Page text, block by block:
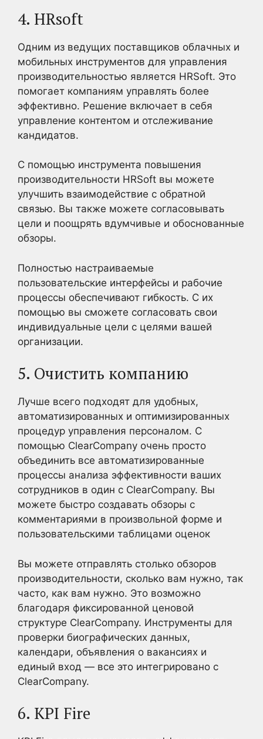
4. HRsoft
Одним из ведущих поставщиков облачных и
мобильных инструментов для управления
производительностью является HRSoft. Это
помогает компаниям управлять более
эффективно. Решение включает в себя
управление контентом и отслеживание
кандидатов.
С помощью инструмента повышения
производительности HRSoft вы можете
улучшить взаимодействие с обратной
связью. Вы также можете согласовывать
цели и поощрять вдумчивые и обоснованные
обзоры.
Полностью настраиваемые
пользовательские интерфейсы и рабочие
процессы обеспечивают гибкость. С их
помощью вы сможете согласовать свои
индивидуальные цели с целями вашей
организации.
5. Очистить компанию
Лучше всего подходят для удобных,
автоматизированных и оптимизированных
процедур управления персоналом. С
помощью ClearCompany очень просто
объединить все автоматизированные
процессы анализа эффективности ваших
сотрудников в один с ClearCompany. Вы
можете быстро создавать обзоры с
комментариями в произвольной форме и
пользовательскими таблицами оценок
Вы можете отправлять столько обзоров
производительности, сколько вам нужно, так
часто, как вам нужно. Это возможно
благодаря фиксированной ценовой
структуре ClearCompany. Инструменты для
проверки биографических данных,
календари, объявления о вакансиях и
единый вход — все это интегрировано с
ClearCompany.
6. KPI Fire